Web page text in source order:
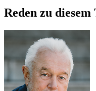
Reden zu